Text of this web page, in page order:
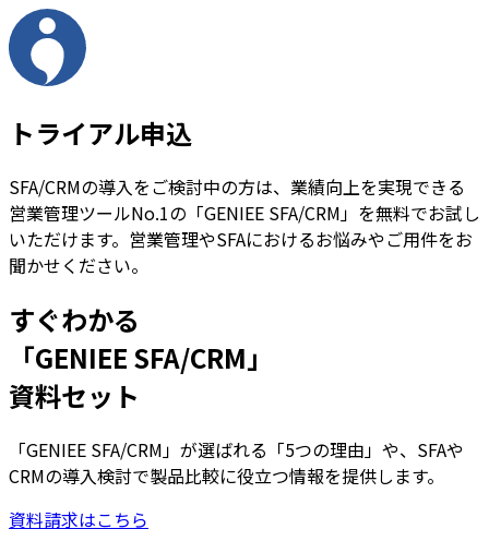
トライアル申込
SFA/CRMの導入をご検討中の方は、業績向上を実現できる
営業管理ツールNo.1の「GENIEE SFA/CRM」を無料でお試し
いただけます。営業管理やSFAにおけるお悩みやご用件をお
聞かせください。
すぐわかる
「GENIEE SFA/CRM」
資料セット
「GENIEE SFA/CRM」が選ばれる「5つの理由」や、SFAや
CRMの導入検討で製品比較に役立つ情報を提供します。
資料請求はこちら